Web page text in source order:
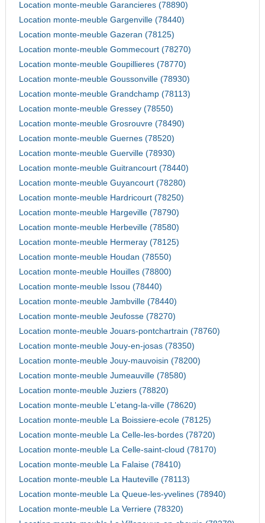
Location monte-meuble Garancieres (78890)
Location monte-meuble Gargenville (78440)
Location monte-meuble Gazeran (78125)
Location monte-meuble Gommecourt (78270)
Location monte-meuble Goupillieres (78770)
Location monte-meuble Goussonville (78930)
Location monte-meuble Grandchamp (78113)
Location monte-meuble Gressey (78550)
Location monte-meuble Grosrouvre (78490)
Location monte-meuble Guernes (78520)
Location monte-meuble Guerville (78930)
Location monte-meuble Guitrancourt (78440)
Location monte-meuble Guyancourt (78280)
Location monte-meuble Hardricourt (78250)
Location monte-meuble Hargeville (78790)
Location monte-meuble Herbeville (78580)
Location monte-meuble Hermeray (78125)
Location monte-meuble Houdan (78550)
Location monte-meuble Houilles (78800)
Location monte-meuble Issou (78440)
Location monte-meuble Jambville (78440)
Location monte-meuble Jeufosse (78270)
Location monte-meuble Jouars-pontchartrain (78760)
Location monte-meuble Jouy-en-josas (78350)
Location monte-meuble Jouy-mauvoisin (78200)
Location monte-meuble Jumeauville (78580)
Location monte-meuble Juziers (78820)
Location monte-meuble L'etang-la-ville (78620)
Location monte-meuble La Boissiere-ecole (78125)
Location monte-meuble La Celle-les-bordes (78720)
Location monte-meuble La Celle-saint-cloud (78170)
Location monte-meuble La Falaise (78410)
Location monte-meuble La Hauteville (78113)
Location monte-meuble La Queue-les-yvelines (78940)
Location monte-meuble La Verriere (78320)